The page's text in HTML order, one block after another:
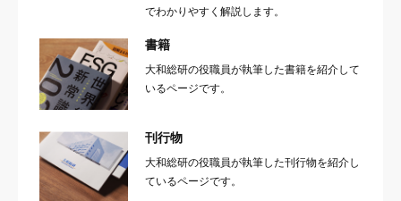
でわかりやすく解説します。
書籍
大和総研の役職員が執筆した書籍を紹介して
いるページです。
刊行物
大和総研の役職員が執筆した刊行物を紹介し
ているページです。